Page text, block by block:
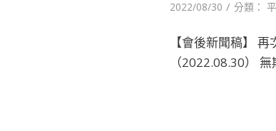
2022/08/30 / 分類：
【會後新聞稿】
（2022.08.30）